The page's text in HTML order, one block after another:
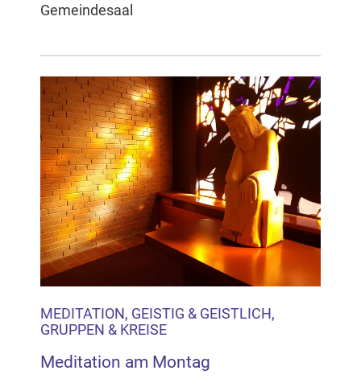
Gemeindesaal
MEDITATION, GEISTIG & GEISTLICH,
GRUPPEN & KREISE
Meditation am Montag